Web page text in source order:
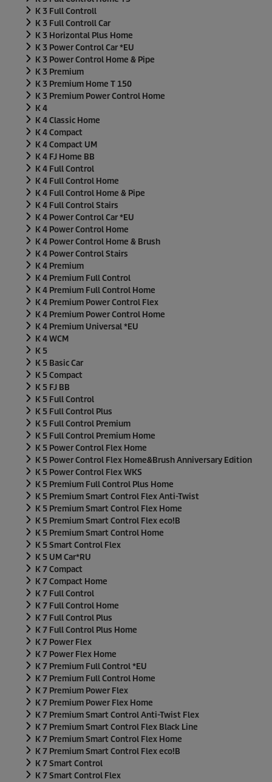
K 3 Full Controll
K 3 Full Controll Car
K 3 Horizontal Plus Home
K 3 Power Control Car *EU
K 3 Power Control Home & Pipe
K 3 Premium
K 3 Premium Home T 150
K 3 Premium Power Control Home
K 4
K 4 Classic Home
K 4 Compact
K 4 Compact UM
K 4 FJ Home BB
K 4 Full Control
K 4 Full Control Home
K 4 Full Control Home & Pipe
K 4 Full Control Stairs
K 4 Power Control Car *EU
K 4 Power Control Home
K 4 Power Control Home & Brush
K 4 Power Control Stairs
K 4 Premium
K 4 Premium Full Control
K 4 Premium Full Control Home
K 4 Premium Power Control Flex
K 4 Premium Power Control Home
K 4 Premium Universal *EU
K 4 WCM
K 5
K 5 Basic Car
K 5 Compact
K 5 FJ BB
K 5 Full Control
K 5 Full Control Plus
K 5 Full Control Premium
K 5 Full Control Premium Home
K 5 Power Control Flex Home
K 5 Power Control Flex Home&Brush Anniversary Edition
K 5 Power Control Flex WKS
K 5 Premium Full Control Plus Home
K 5 Premium Smart Control Flex Anti-Twist
K 5 Premium Smart Control Flex Home
K 5 Premium Smart Control Flex eco!B
K 5 Premium Smart Control Home
K 5 Smart Control Flex
K 5 UM Car*RU
K 7 Compact
K 7 Compact Home
K 7 Full Control
K 7 Full Control Home
K 7 Full Control Plus
K 7 Full Control Plus Home
K 7 Power Flex
K 7 Power Flex Home
K 7 Premium Full Control *EU
K 7 Premium Full Control Home
K 7 Premium Power Flex
K 7 Premium Power Flex Home
K 7 Premium Smart Control Anti-Twist Flex
K 7 Premium Smart Control Flex Black Line
K 7 Premium Smart Control Flex Home
K 7 Premium Smart Control Flex eco!B
K 7 Smart Control
K 7 Smart Control Flex